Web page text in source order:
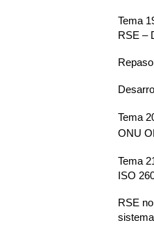
Tema
RSE –
Tema
ONU
Tema
ISO
RSE